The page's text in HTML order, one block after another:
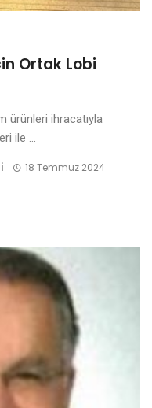
Ortak Lobi
ürünleri ihracatıyla
ile ...
18 Temmuz 2024